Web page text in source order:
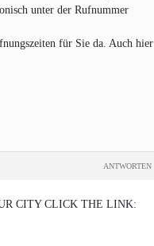
unter der Rufnummer
für Sie da. Auch hier
ANTWORTEN
CITY CLICK THE LINK: